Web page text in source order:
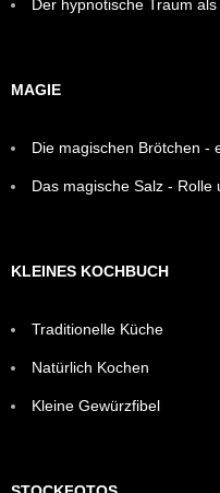
Der hypnotische Traum
MAGIE
Die magischen Brötchen -
Das magische Salz -
KLEINES KOCHBUCH
Traditionelle Küche
Natürlich Kochen
Kleine Gewürzfibel